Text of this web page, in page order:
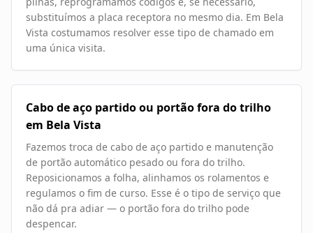
substituímos a placa receptora no mesmo dia. Em Bela
Vista costumamos resolver esse tipo de chamado em
uma única visita.
Cabo de aço partido ou portão fora do trilho
em Bela Vista
Fazemos troca de cabo de aço partido e manutenção
de portão automático pesado ou fora do trilho.
Reposicionamos a folha, alinhamos os rolamentos e
regulamos o fim de curso. Esse é o tipo de serviço que
não dá pra adiar — o portão fora do trilho pode
despencar.